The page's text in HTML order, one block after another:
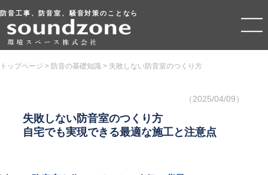
防音工事、防音室、騒音対策のことなら
トップページ > 防音の基礎知識 > 失敗しない防音室のつくり方
（2025/04/09）
失敗しない防音室のつくり方
自宅でも実現できる最適な施工と注意点